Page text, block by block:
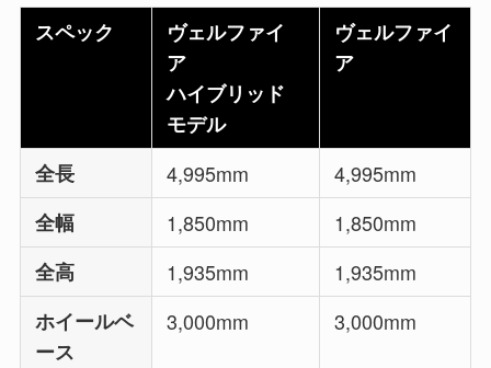
スペック
ヴェルファイ
ア
ハイブリッド
モデル
ヴェルファイ
ア
全長 4,995mm
4,995mm
全幅
1,850mm
1,850mm
全高
1,935mm
1,935mm
ホイールベ
ース
3,000mm 3,000mm